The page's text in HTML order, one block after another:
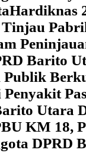
Hardiknas
Barito
Utara
KM 18,
DPRD